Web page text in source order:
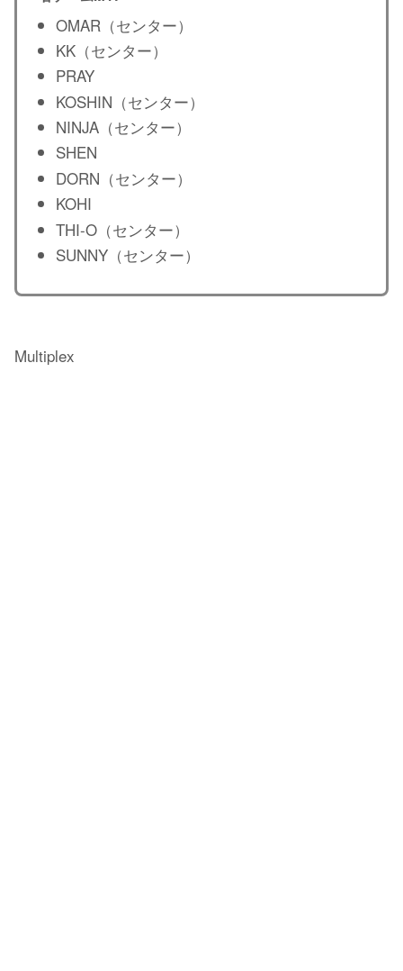
OMAR（センター）
KK（センター）
PRAY
KOSHIN（センター）
NINJA（センター）
SHEN
DORN（センター）
KOHI
THI-O（センター）
SUNNY（センター）
Multiplex